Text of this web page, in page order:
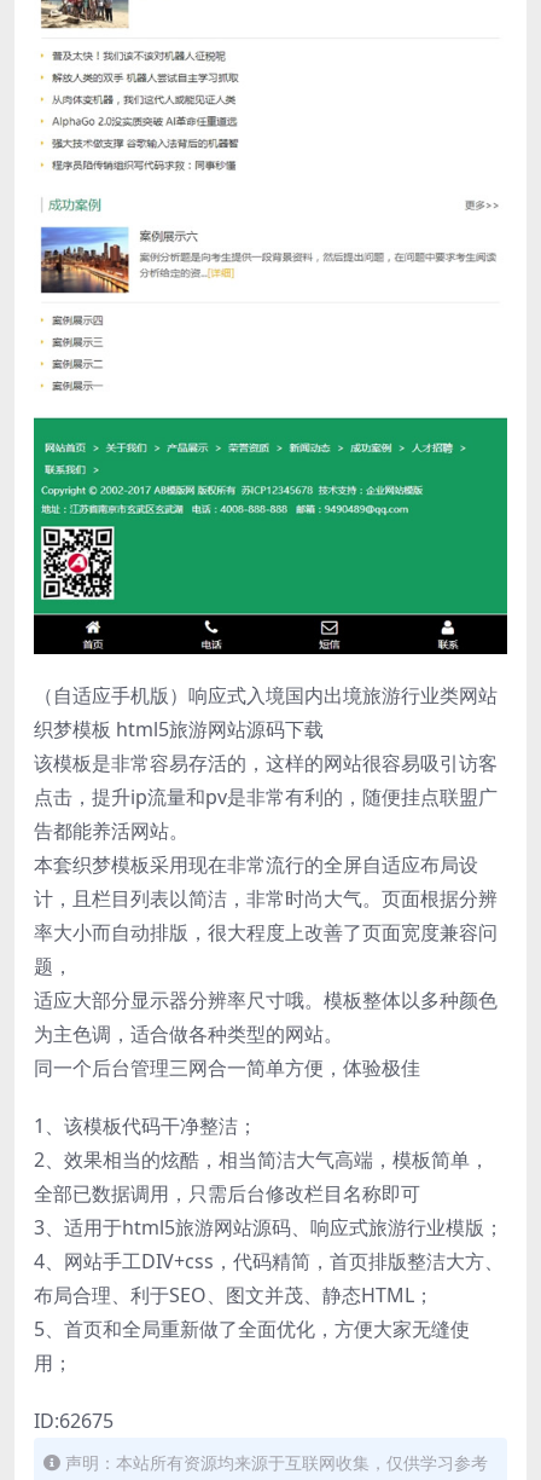
（自适应手机版）响应式入境国内出境旅游行业类网站
织梦模板 html5旅游网站源码下载
该模板是非常容易存活的，这样的网站很容易吸引访客
点击，提升ip流量和pv是非常有利的，随便挂点联盟广
告都能养活网站。
本套织梦模板采用现在非常流行的全屏自适应布局设
计，且栏目列表以简洁，非常时尚大气。页面根据分辨
率大小而自动排版，很大程度上改善了页面宽度兼容问
题，
适应大部分显示器分辨率尺寸哦。模板整体以多种颜色
为主色调，适合做各种类型的网站。
同一个后台管理三网合一简单方便，体验极佳
1、该模板代码干净整洁；
2、效果相当的炫酷，相当简洁大气高端，模板简单，
全部已数据调用，只需后台修改栏目名称即可
3、适用于html5旅游网站源码、响应式旅游行业模版；
4、网站手工DIV+css，代码精简，首页排版整洁大方、
布局合理、利于SEO、图文并茂、静态HTML；
5、首页和全局重新做了全面优化，方便大家无缝使
用；
ID:62675
声明：本站所有资源均来源于互联网收集，仅供学习参考